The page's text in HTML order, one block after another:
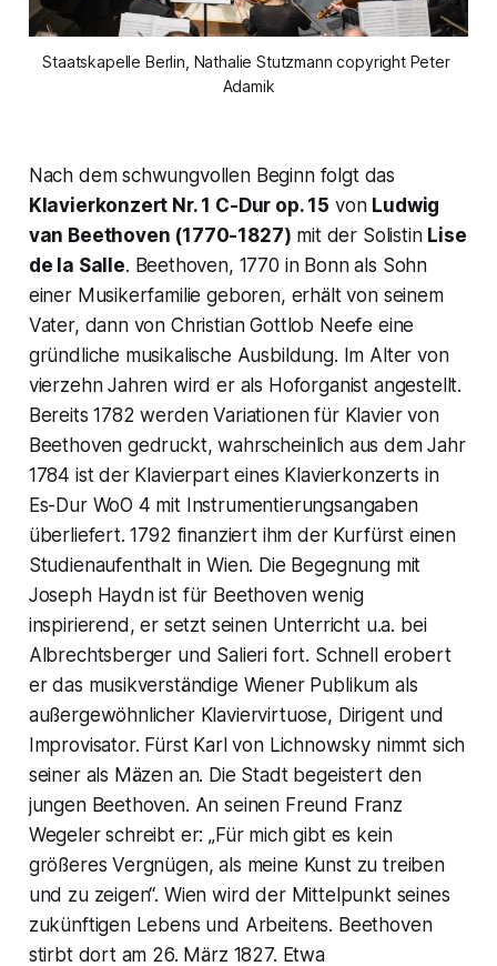
Staatskapelle Berlin, Nathalie Stutzmann copyright Peter
Adamik
Nach dem schwungvollen Beginn folgt das
Klavierkonzert Nr. 1 C-Dur op. 15 von Ludwig
van Beethoven (1770-1827) mit der Solistin Lise
de la Salle. Beethoven, 1770 in Bonn als Sohn
einer Musikerfamilie geboren, erhält von seinem
Vater, dann von Christian Gottlob Neefe eine
gründliche musikalische Ausbildung. Im Alter von
vierzehn Jahren wird er als Hoforganist angestellt.
Bereits 1782 werden Variationen für Klavier von
Beethoven gedruckt, wahrscheinlich aus dem Jahr
1784 ist der Klavierpart eines Klavierkonzerts in
Es-Dur WoO 4 mit Instrumentierungsangaben
überliefert. 1792 finanziert ihm der Kurfürst einen
Studienaufenthalt in Wien. Die Begegnung mit
Joseph Haydn ist für Beethoven wenig
inspirierend, er setzt seinen Unterricht u.a. bei
Albrechtsberger und Salieri fort. Schnell erobert
er das musikverständige Wiener Publikum als
außergewöhnlicher Klaviervirtuose, Dirigent und
Improvisator. Fürst Karl von Lichnowsky nimmt sich
seiner als Mäzen an. Die Stadt begeistert den
jungen Beethoven. An seinen Freund Franz
Wegeler schreibt er: „Für mich gibt es kein
größeres Vergnügen, als meine Kunst zu treiben
und zu zeigen“. Wien wird der Mittelpunkt seines
zukünftigen Lebens und Arbeitens. Beethoven
stirbt dort am 26. März 1827. Etwa